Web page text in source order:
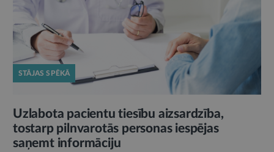
STĀJAS SPĒKĀ
Uzlabota pacientu tiesību aizsardzība,
tostarp pilnvarotās personas iespējas
saņemt informāciju